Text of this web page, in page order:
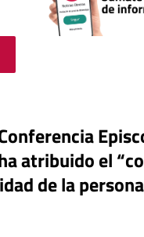
atribuido el
de la